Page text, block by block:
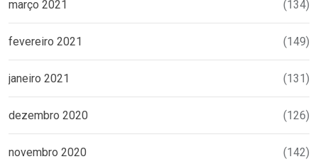
março 2021 (134)
fevereiro 2021 (149)
janeiro 2021 (131)
dezembro 2020 (126)
novembro 2020 (142)